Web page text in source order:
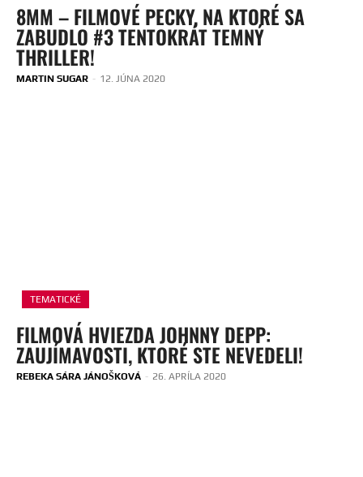
8MM – FILMOVÉ PECKY, NA KTORÉ SA
ZABUDLO #3 TENTOKRÁT TEMNÝ
THRILLER!
MARTIN SUGAR - 12. JÚNA 2020
TEMATICKÉ
FILMOVÁ HVIEZDA JOHNNY DEPP:
ZAUJÍMAVOSTI, KTORÉ STE NEVEDELI!
REBEKA SÁRA JÁNOŠKOVÁ - 26. APRÍLA 2020